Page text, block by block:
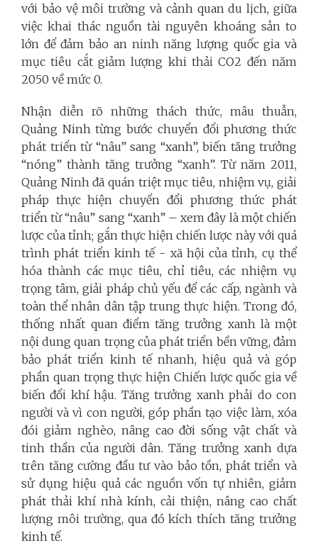
với bảo vệ môi trường và cảnh quan du lịch, giữa
việc khai thác nguồn tài nguyên khoáng sản to
lớn để đảm bảo an ninh năng lượng quốc gia và
mục tiêu cắt giảm lượng khi thải CO2 đến năm
2050 về mức 0.
Nhận diễn rõ những thách thức, mâu thuẫn,
Quảng Ninh từng bước chuyển đổi phương thức
phát triển từ “nâu” sang “xanh”, biến tăng trưởng
“nóng” thành tăng trưởng “xanh”. Từ năm 2011,
Quảng Ninh đã quán triệt mục tiêu, nhiệm vụ, giải
pháp thực hiện chuyển đổi phương thức phát
triển từ “nâu” sang “xanh” – xem đây là một chiến
lược của tỉnh; gắn thực hiện chiến lược này với quá
trình phát triển kinh tế - xã hội của tỉnh, cụ thể
hóa thành các mục tiêu, chỉ tiêu, các nhiệm vụ
trọng tâm, giải pháp chủ yếu để các cấp, ngành và
toàn thể nhân dân tập trung thực hiện. Trong đó,
thống nhất quan điểm tăng trưởng xanh là một
nội dung quan trọng của phát triển bền vững, đảm
bảo phát triển kinh tế nhanh, hiệu quả và góp
phần quan trọng thực hiện Chiến lược quốc gia về
biến đổi khí hậu. Tăng trưởng xanh phải do con
người và vì con người, góp phần tạo việc làm, xóa
đói giảm nghèo, nâng cao đời sống vật chất và
tinh thần của người dân. Tăng trưởng xanh dựa
trên tăng cường đầu tư vào bảo tồn, phát triển và
sử dụng hiệu quả các nguồn vốn tự nhiên, giảm
phát thải khí nhà kính, cải thiện, nâng cao chất
lượng môi trường, qua đó kích thích tăng trưởng
kinh tế.